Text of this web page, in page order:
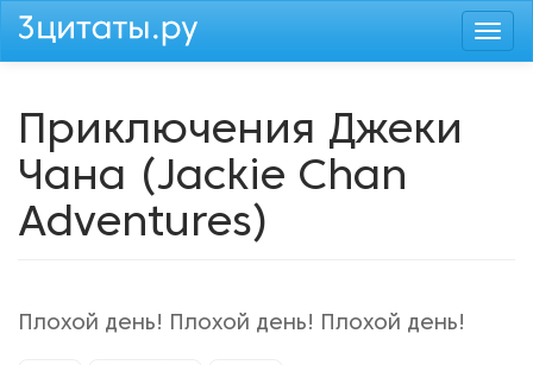
Перейти
Приключения Джеки
Чана (Jackie Chan
Adventures)
Плохой день! Плохой день! Плохой день!